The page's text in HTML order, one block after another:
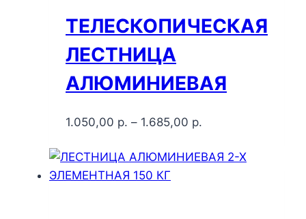
ТЕЛЕСКОПИЧЕСКАЯ
ЛЕСТНИЦА
АЛЮМИНИЕВАЯ
1.050,00 р. – 1.685,00 р.